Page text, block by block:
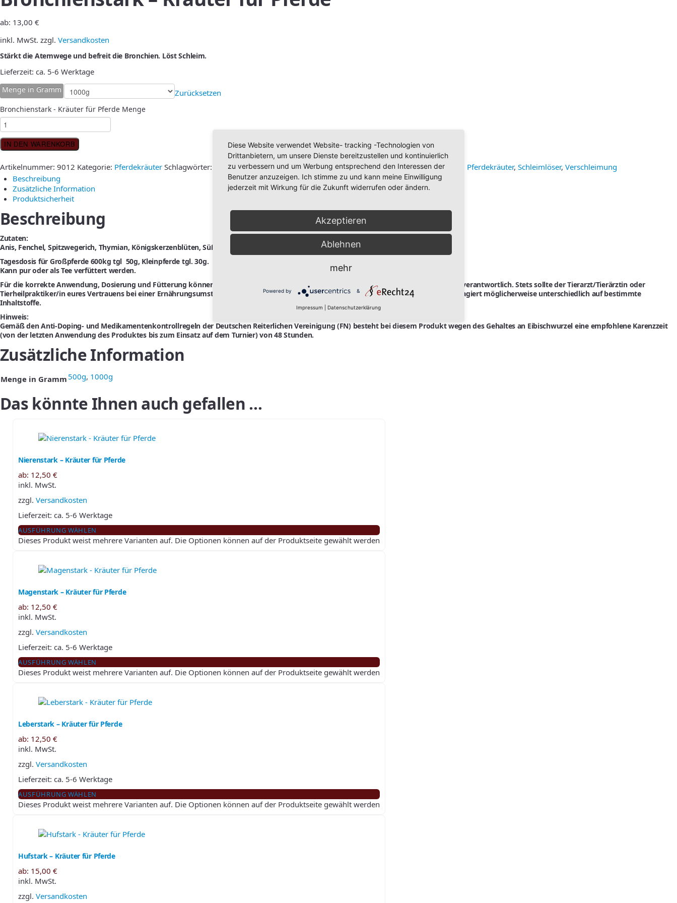
ab: 13,00 €
inkl. MwSt. zzgl. Versandkosten
Stärkt die Atemwege und befreit die Bronchien. Löst Schleim.
Lieferzeit: ca. 5-6 Werktage
Menge in Gramm Zurücksetzen
Bronchienstark - Kräuter für Pferde Menge
IN DEN WARENKORB
Artikelnummer: 9012 Kategorie: Pferdekräuter Schlagwörter: 1 kg,Bronchien,Bronchienstark,Husten,Hustenkräuter,Kräuter,Pferde Pferdekräuter, Schleimlöser, Verschleimung
Beschreibung
Zusätzliche Information
Produktsicherheit
Beschreibung
Zutaten:
Anis, Fenchel, Spitzwegerich, Thymian, Königskerzenblüten, Süßholzwurzel, isl. Moos, Eibischwurzel
Tagesdosis für Großpferde 600kg tgl 50g, Kleinpferde tgl. 30g.
Kann pur oder als Tee verfüttert werden.
Für die korrekte Anwendung, Dosierung und Fütterung können wir keine Haftung übernehmen. Jeder Tierhalter ist für seine Tiere, selbst verantwortlich. Stets sollte der Tierarzt/Tierärztin oder
Tierheilpraktiker/in eures Vertrauens bei einer Ernährungsumstellung zu Rate gezogen werden, denn jedes Tier verhält sich anders und reagiert möglicherweise unterschiedlich auf bestimmte
Inhaltstoffe.
Hinweis:
Gemäß den Anti-Doping- und Medikamentenkontrollregeln der Deutschen Reiterlichen Vereinigung (FN) besteht bei diesem Produkt wegen des Gehaltes an Eibischwurzel eine empfohlene Karenzzeit
(von der letzten Anwendung des Produktes bis zum Einsatz auf dem Turnier) von 48 Stunden.
Zusätzliche Information
Menge in Gramm 500g, 1000g
Das könnte Ihnen auch gefallen …
Nierenstark – Kräuter für Pferde
ab: 12,50 €
inkl. MwSt.
zzgl. Versandkosten
Lieferzeit: ca. 5-6 Werktage
AUSFÜHRUNG WÄHLEN
Dieses Produkt weist mehrere Varianten auf. Die Optionen können auf der Produktseite gewählt werden
Magenstark – Kräuter für Pferde
ab: 12,50 €
inkl. MwSt.
zzgl. Versandkosten
Lieferzeit: ca. 5-6 Werktage
AUSFÜHRUNG WÄHLEN
Dieses Produkt weist mehrere Varianten auf. Die Optionen können auf der Produktseite gewählt werden
Leberstark – Kräuter für Pferde
ab: 12,50 €
inkl. MwSt.
zzgl. Versandkosten
Lieferzeit: ca. 5-6 Werktage
AUSFÜHRUNG WÄHLEN
Dieses Produkt weist mehrere Varianten auf. Die Optionen können auf der Produktseite gewählt werden
Hufstark – Kräuter für Pferde
ab: 15,00 €
inkl. MwSt.
zzgl. Versandkosten
Diese Website verwendet Website- tracking -Technologien von
Drittanbietern, um unsere Dienste bereitzustellen und kontinuierlich
zu verbessern und um Werbung entsprechend den Interessen der
Benutzer anzuzeigen. Ich stimme zu und kann meine Einwilligung
jederzeit mit Wirkung für die Zukunft widerrufen oder ändern.
Akzeptieren
Ablehnen
mehr
Powered by &
Impressum Datenschutzerklärung